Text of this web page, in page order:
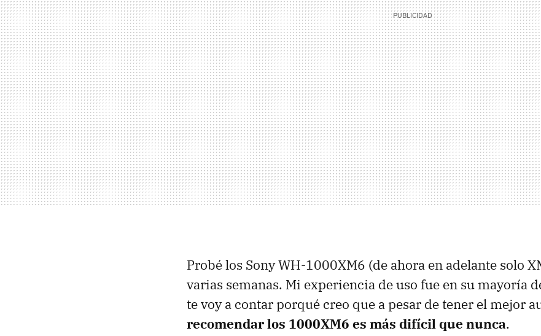
Probé los Sony WH-1000XM6 (de ahora en adelante solo
varias semanas. Mi experiencia de uso fue en su mayoría
te voy a contar porqué creo que a pesar de tener el mejor
recomendar los 1000XM6 es más difícil que nunca.